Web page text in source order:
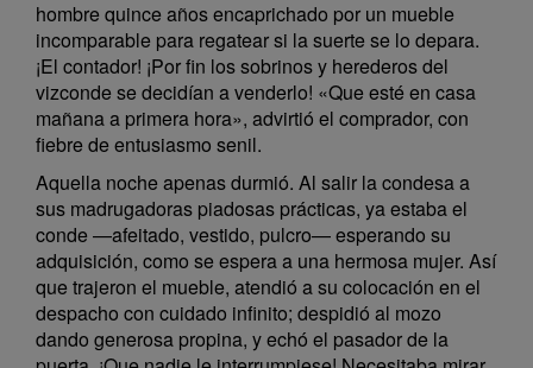
hombre quince años encaprichado por un mueble
incomparable para regatear si la suerte se lo depara.
¡El contador! ¡Por fin los sobrinos y herederos del
vizconde se decidían a venderlo! «Que esté en casa
mañana a primera hora», advirtió el comprador, con
fiebre de entusiasmo senil.
Aquella noche apenas durmió. Al salir la condesa a
sus madrugadoras piadosas prácticas, ya estaba el
conde —afeitado, vestido, pulcro— esperando su
adquisición, como se espera a una hermosa mujer. Así
que trajeron el mueble, atendió a su colocación en el
despacho con cuidado infinito; despidió al mozo
dando generosa propina, y echó el pasador de la